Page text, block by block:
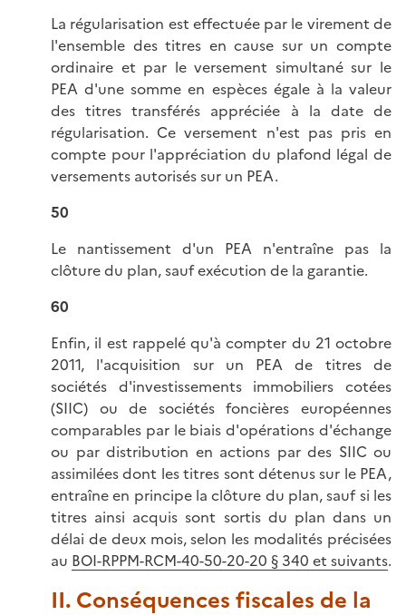
La régularisation est effectuée par le virement de
l'ensemble des titres en cause sur un compte
ordinaire et par le versement simultané sur le
PEA d'une somme en espèces égale à la valeur
des titres transférés appréciée à la date de
régularisation. Ce versement n'est pas pris en
compte pour l'appréciation du plafond légal de
versements autorisés sur un PEA.
50
Le nantissement d'un PEA n'entraîne pas la
clôture du plan, sauf exécution de la garantie.
60
Enfin, il est rappelé qu'à compter du 21 octobre
2011, l'acquisition sur un PEA de titres de
sociétés d'investissements immobiliers cotées
(SIIC) ou de sociétés foncières européennes
comparables par le biais d'opérations d'échange
ou par distribution en actions par des SIIC ou
assimilées dont les titres sont détenus sur le PEA,
entraîne en principe la clôture du plan, sauf si les
titres ainsi acquis sont sortis du plan dans un
délai de deux mois, selon les modalités précisées
au BOI-RPPM-RCM-40-50-20-20 § 340 et suivants.
II. Conséquences fiscales de la